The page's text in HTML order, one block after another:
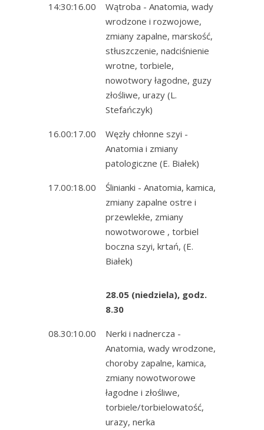
14:30:16.00
Wątroba - Anatomia, wady
wrodzone i rozwojowe,
zmiany zapalne, marskość,
stłuszczenie, nadciśnienie
wrotne, torbiele,
nowotwory łagodne, guzy
złośliwe, urazy (L.
Stefańczyk)
16.00:17.00
Węzły chłonne szyi -
Anatomia i zmiany
patologiczne (E. Białek)
17.00:18.00
Ślinianki - Anatomia, kamica,
zmiany zapalne ostre i
przewlekłe, zmiany
nowotworowe , torbiel
boczna szyi, krtań, (E.
Białek)
28.05 (niedziela), godz.
8.30
08.30:10.00
Nerki i nadnercza -
Anatomia, wady wrodzone,
choroby zapalne, kamica,
zmiany nowotworowe
łagodne i złośliwe,
torbiele/torbielowatość,
urazy, nerka